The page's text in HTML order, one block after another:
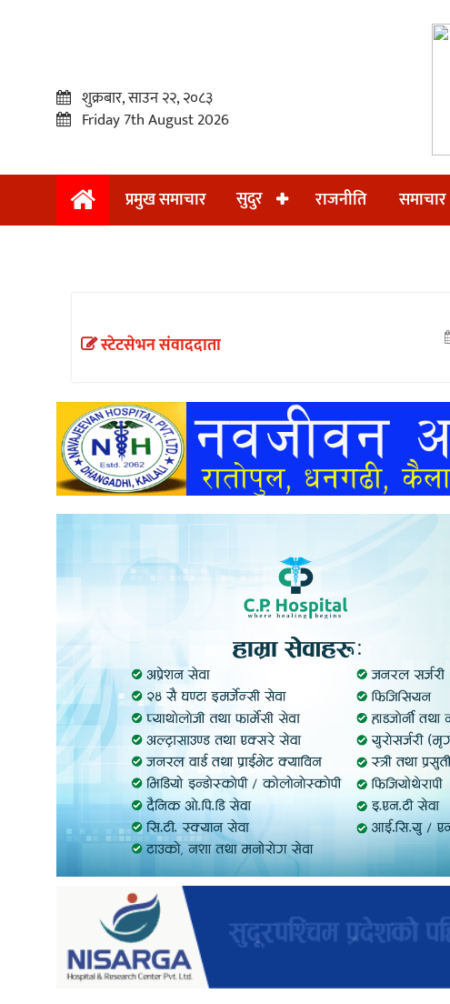
प्रमुख
अन्तराष्ट्रिय
अन्तर्वार्ता
खेलकुद
शुक्रबार, साउन २२, २०८३
Friday 7th August 2026
प्रमुख समाचार सुदुर राजनीति समाचार
स्टेटसेभन संवाददाता